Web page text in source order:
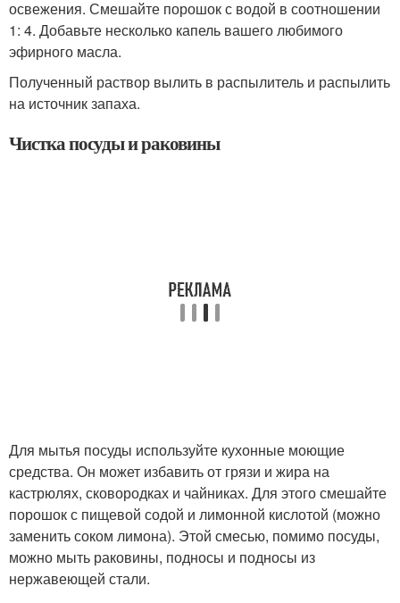
освежения. Смешайте порошок с водой в соотношении
1: 4. Добавьте несколько капель вашего любимого
эфирного масла.
Полученный раствор вылить в распылитель и распылить
на источник запаха.
Чистка посуды и раковины
Для мытья посуды используйте кухонные моющие
средства. Он может избавить от грязи и жира на
кастрюлях, сковородках и чайниках. Для этого смешайте
порошок с пищевой содой и лимонной кислотой (можно
заменить соком лимона). Этой смесью, помимо посуды,
можно мыть раковины, подносы и подносы из
нержавеющей стали.